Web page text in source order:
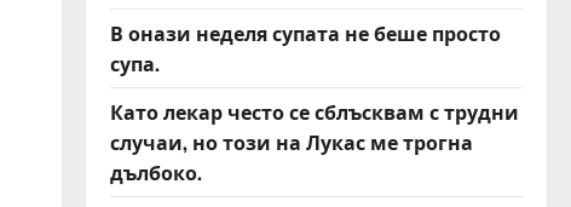
В онази неделя супата не беше просто
супа.
Като лекар често се сблъсквам с трудни
случаи, но този на Лукас ме трогна
дълбоко.